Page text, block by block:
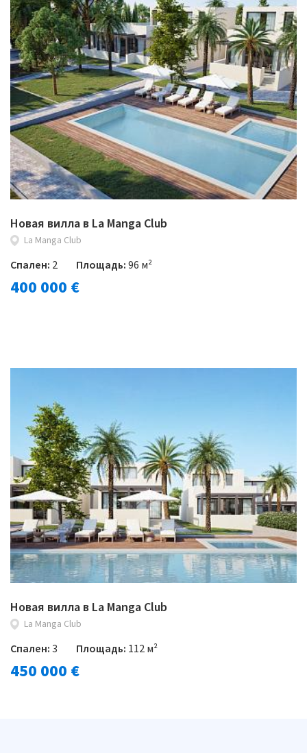
Новая вилла в La Manga Club
La Manga Club
Спален: 2 Площадь:96 м²
400 000 €
Новая вилла в La Manga Club
La Manga Club
Спален:3 Площадь: 112 м²
450 000 €